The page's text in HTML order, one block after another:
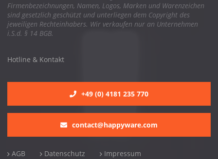
Firmenbezeichnungen, Namen, Logos, Marken und Warenzeichen
sind gesetzlich geschützt und unterliegen dem Copyright des
jeweiligen Rechteinhabers. Wir verkaufen nur an Unternehmen
i.S.d. § 14 BGB.
Hotline & Kontakt
+49 (0) 4181 235 770
contact@happyware.com
AGB Datenschutz Impressum